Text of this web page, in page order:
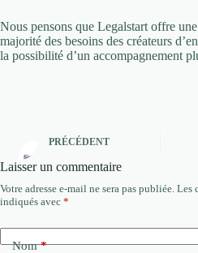
Nous pensons que Legalstart offre
majorité des besoins des créateurs
la possibilité d’un accompagnement
PRÉCÉDENT
Laisser un commentaire
Votre adresse e-mail ne sera pas publiée. Les
indiqués avec *
Nom*